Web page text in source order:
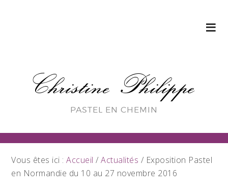
Christine Philippe
PASTEL EN CHEMIN
Vous êtes ici :Accueil / Actualités / Exposition Pastel
en Normandie du 10 au 27 novembre 2016